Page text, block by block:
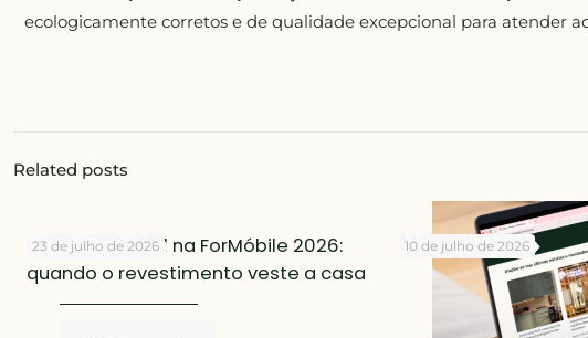
ecologicamente corretos e de qualidade excepcional para atender
Related posts
23 de julho de 2026
Placas do Brasil na ForMóbile 2026:
quando o revestimento veste a casa
10 de julho de 2026